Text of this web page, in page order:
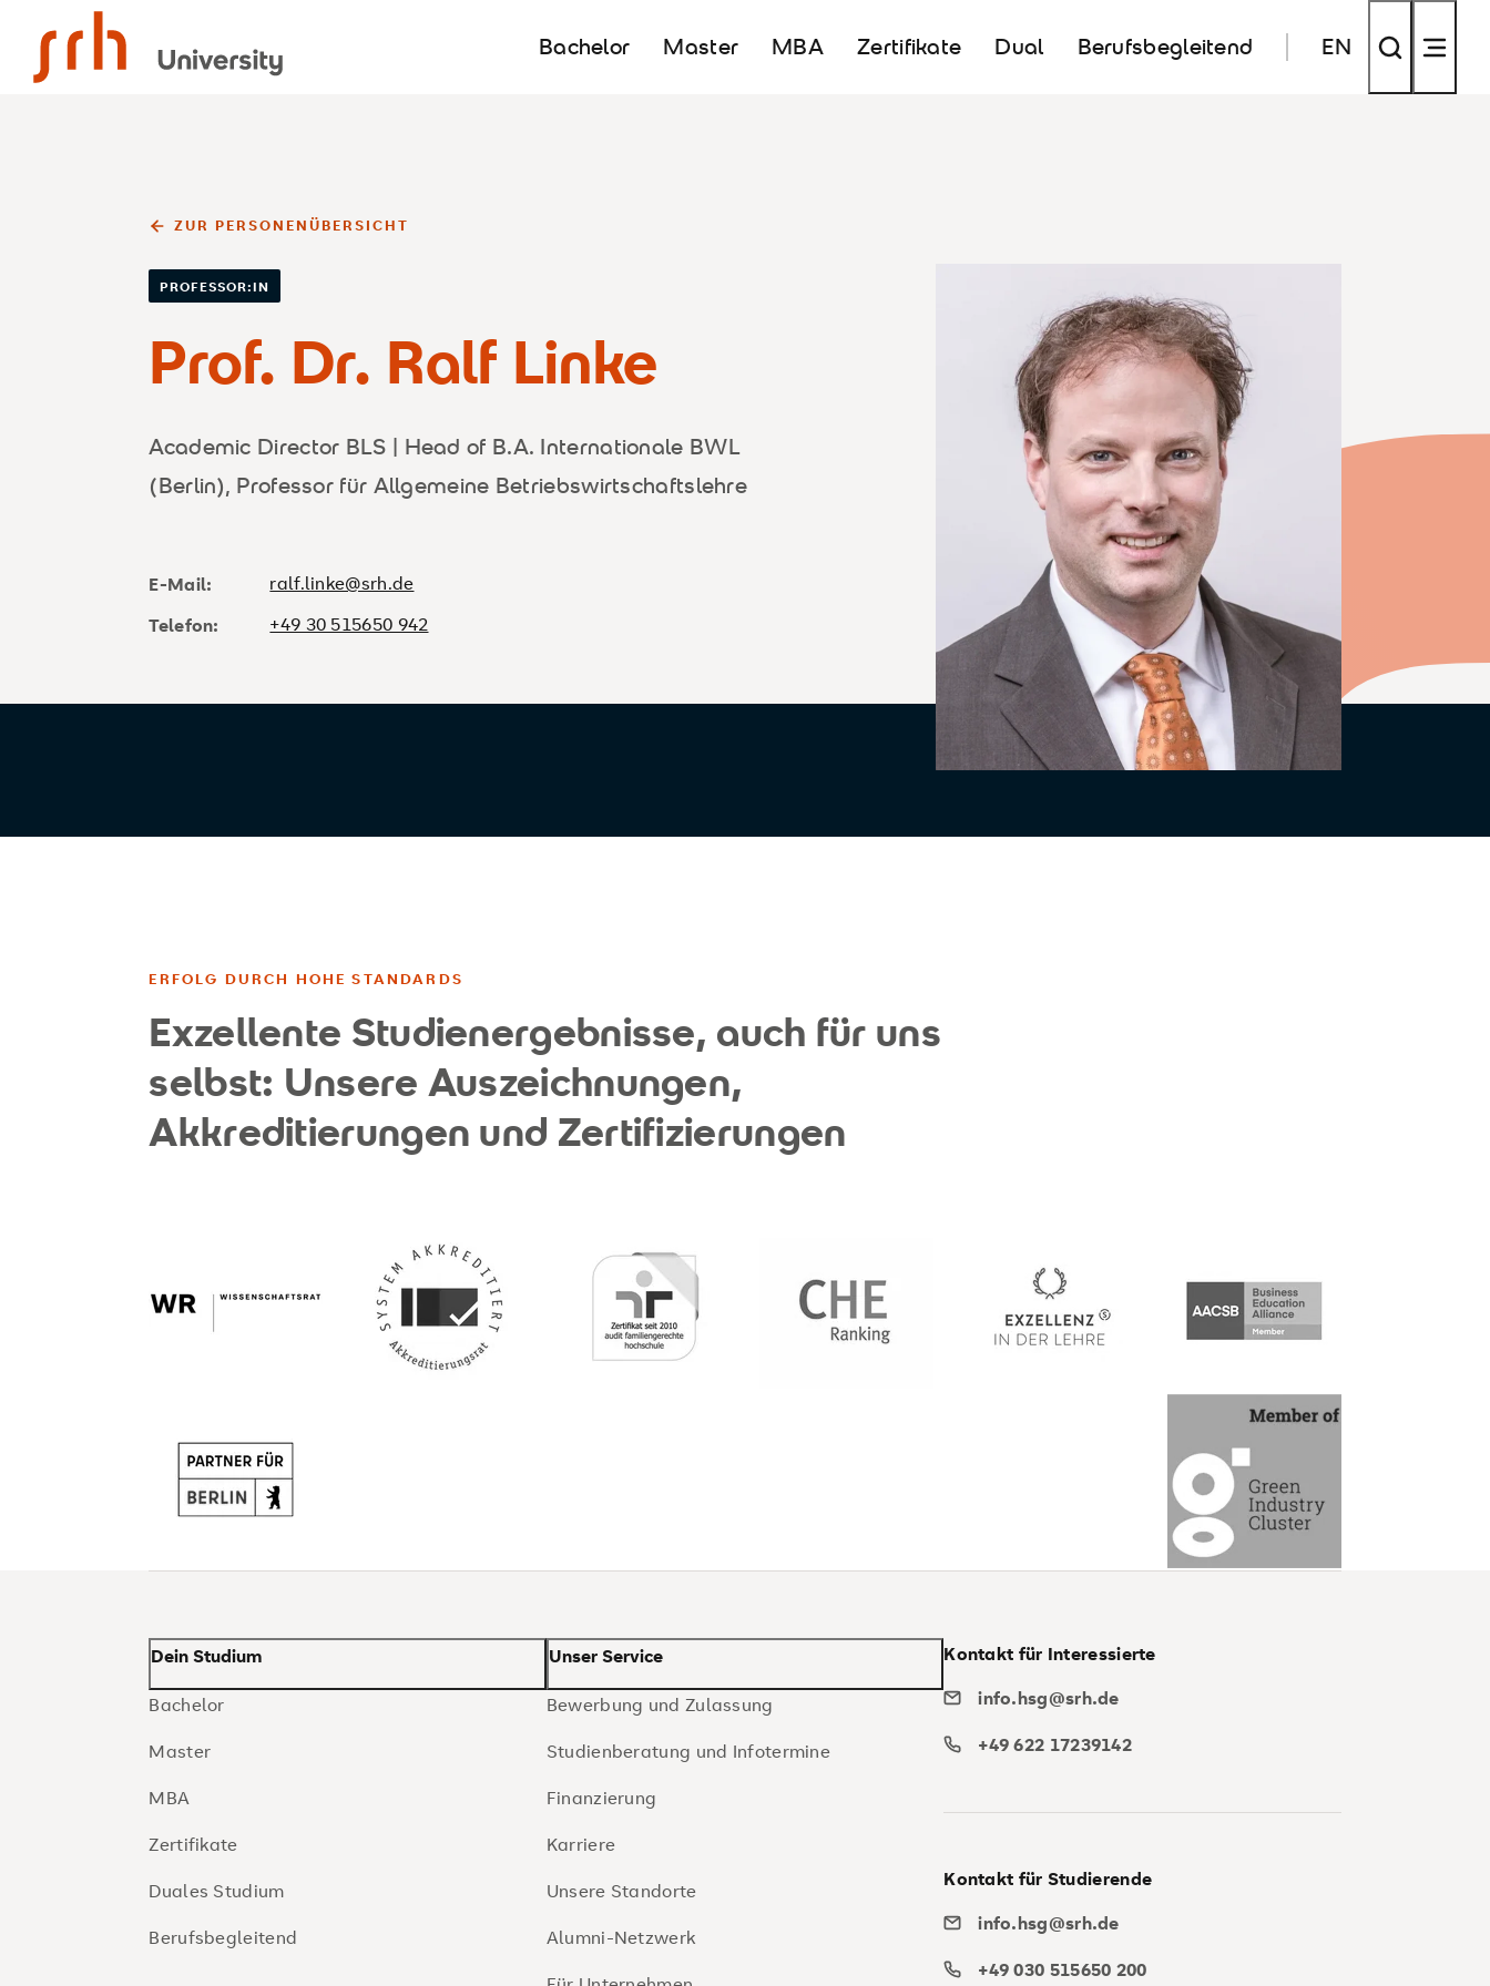
Bachelor Master MBA Zertifikate Dual Berufsbegleitend EN
ZUR PERSONENÜBERSICHT
PROFESSOR:IN
Prof. Dr. Ralf Linke
Academic Director BLS | Head of B.A. Internationale BWL
(Berlin), Professor für Allgemeine Betriebswirtschaftslehre
E-Mail:
ralf.linke@srh.de
Telefon:
+49 30 515650 942
ERFOLG DURCH HOHE STANDARDS
Exzellente Studienergebnisse, auch für uns
selbst: Unsere Auszeichnungen,
Akkreditierungen und Zertifizierungen
Dein Studium
Bachelor
Master
MBA
Zertifikate
Duales Studium
Berufsbegleitend
Unser Service
Bewerbung und Zulassung
Studienberatung und Infotermine
Finanzierung
Karriere
Unsere Standorte
Alumni-Netzwerk
Kontakt für Interessierte
info.hsg@srh.de
+49 622 17239142
Kontakt für Studierende
info.hsg@srh.de
+49 030 515650 200